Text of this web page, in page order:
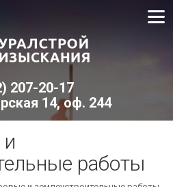
207-20-17
14, оф. 244
работы